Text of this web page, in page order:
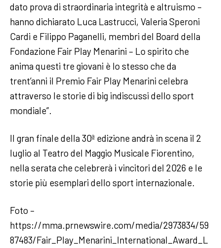
dato prova di straordinaria integrità e altruismo –
hanno dichiarato Luca Lastrucci, Valeria Speroni
Cardi e Filippo Paganelli, membri del Board della
Fondazione Fair Play Menarini – Lo spirito che
anima questi tre giovani è lo stesso che da
trent’anni il Premio Fair Play Menarini celebra
attraverso le storie di big indiscussi dello sport
mondiale”.
Il gran finale della 30ª edizione andrà in scena il 2
luglio al Teatro del Maggio Musicale Fiorentino,
nella serata che celebrerà i vincitori del 2026 e le
storie più esemplari dello sport internazionale.
Foto –
https://mma.prnewswire.com/media/2973834/59
87483/Fair_Play_Menarini_International_Award_L